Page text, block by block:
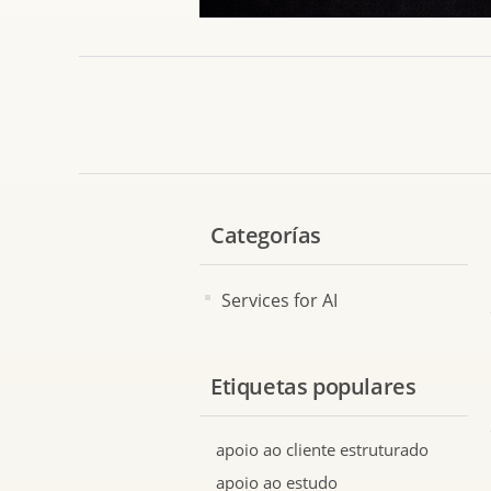
Categorías
Services for AI
Etiquetas populares
apoio ao cliente estruturado
apoio ao estudo